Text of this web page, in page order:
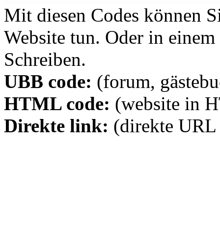
Mit diesen Codes können
Website tun. Oder in
Schreiben.
UBB code: (forum,
HTML code: (website in
Direkte link: (direkte